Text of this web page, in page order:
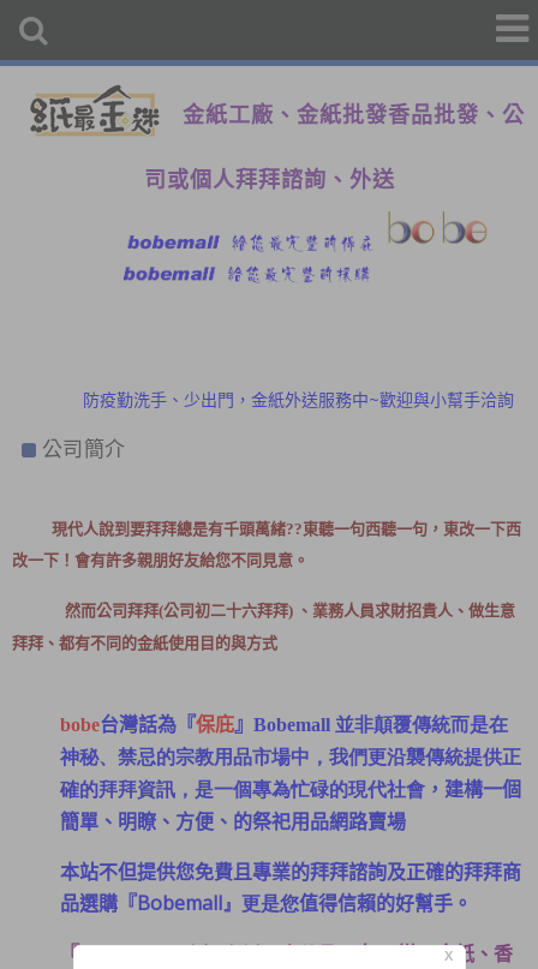
金紙工廠、金紙批發香品批發、公
司或個人拜拜諮詢、外送
防疫勤洗手、少出門，金紙外送服務中~歡迎與小幫手洽詢
初二、十六拜拜金紙香燭外送、宅配服務歡迎預購洽詢
公司簡介
現代人說到要拜拜總是有千頭萬緒??東聽一句西聽一句，東改一下西
改一下！會有許多親朋好友給您不同見意。
然而公司拜拜(公司初二十六拜拜) 、業務人員求財招貴人、做生意
拜拜、都有不同的金紙使用目的與方式
bobe台灣話為『保庇』 Bobemall 並非顛覆傳統而是在
神秘、禁忌的宗教用品市場中，我們更沿襲傳統提供正
確的拜拜資訊， 是一個專為忙碌的現代社會 ，建構一個
簡單、明瞭、方便、的祭祀用品網路賣場
本站不但提供您免費且專業的拜拜諮詢及正確的拜拜商
品選購『Bobemall』更是您值得信賴的好幫手。
『Bobemall』自設金紙工廠傳承55年不變，金紙、香
X